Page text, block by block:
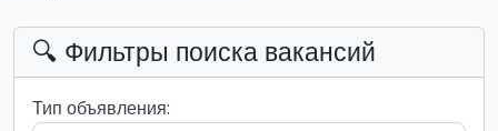
🔍 Фильтры поиска вакансий
Тип объявления: